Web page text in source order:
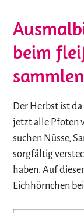
beim
sammlen
Der Herbst ist
jetzt alle Pfoten
suchen Nüsse,
sorgfältig
haben. Auf
Eichhörnchen